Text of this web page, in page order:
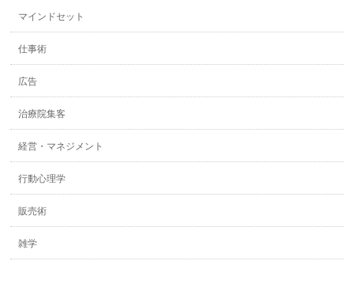
マインドセット
仕事術
広告
治療院集客
経営・マネジメント
行動心理学
販売術
雑学